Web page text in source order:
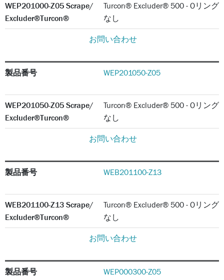
WEP201000-Z05 Scrape/
Excluder®Turcon®
Turcon® Excluder® 500 - Oリング
なし
お問い合わせ
製品番号 WEP201050-Z05
WEP201050-Z05 Scrape/
Excluder®Turcon®
Turcon® Excluder® 500 - Oリング
なし
お問い合わせ
製品番号 WEB201100-Z13
WEB201100-Z13 Scrape/
Excluder®Turcon®
Turcon® Excluder® 500 - Oリング
なし
お問い合わせ
製品番号 WEP000300-Z05